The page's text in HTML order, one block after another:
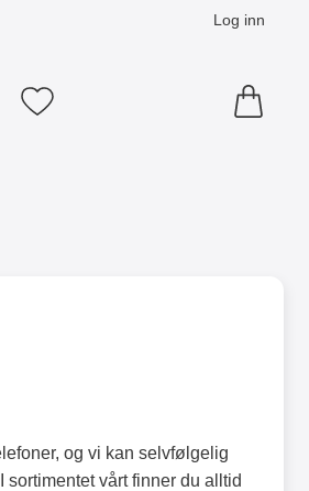
Log inn
Mine favoritter
og vi kan selvfølgelig
vårt finner du alltid